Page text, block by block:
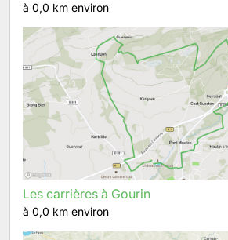
à 0,0 km environ
Les carrières à Gourin
à 0,0 km environ